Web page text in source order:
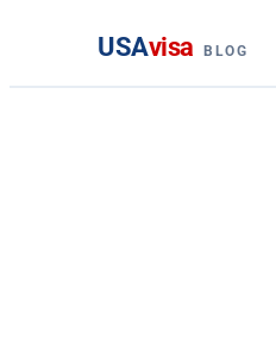
USAvisa BLOG